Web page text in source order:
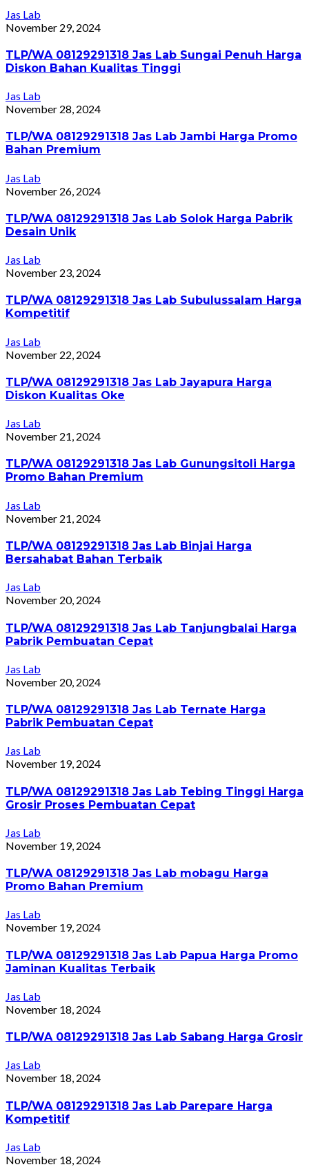
Jas Lab
November 29, 2024
TLP/WA 08129291318 Jas Lab Sungai Penuh Harga
Diskon Bahan Kualitas Tinggi
Jas Lab
November 28, 2024
TLP/WA 08129291318 Jas Lab Jambi Harga Promo
Bahan Premium
Jas Lab
November 26, 2024
TLP/WA 08129291318 Jas Lab Solok Harga Pabrik
Desain Unik
Jas Lab
November 23, 2024
TLP/WA 08129291318 Jas Lab Subulussalam Harga
Kompetitif
Jas Lab
November 22, 2024
TLP/WA 08129291318 Jas Lab Jayapura Harga
Diskon Kualitas Oke
Jas Lab
November 21, 2024
TLP/WA 08129291318 Jas Lab Gunungsitoli Harga
Promo Bahan Premium
Jas Lab
November 21, 2024
TLP/WA 08129291318 Jas Lab Binjai Harga
Bersahabat Bahan Terbaik
Jas Lab
November 20, 2024
TLP/WA 08129291318 Jas Lab Tanjungbalai Harga
Pabrik Pembuatan Cepat
Jas Lab
November 20, 2024
TLP/WA 08129291318 Jas Lab Ternate Harga
Pabrik Pembuatan Cepat
Jas Lab
November 19, 2024
TLP/WA 08129291318 Jas Lab Tebing Tinggi Harga
Grosir Proses Pembuatan Cepat
Jas Lab
November 19, 2024
TLP/WA 08129291318 Jas Lab mobagu Harga
Promo Bahan Premium
Jas Lab
November 19, 2024
TLP/WA 08129291318 Jas Lab Papua Harga Promo
Jaminan Kualitas Terbaik
Jas Lab
November 18, 2024
TLP/WA 08129291318 Jas Lab Sabang Harga Grosir
Jas Lab
November 18, 2024
TLP/WA 08129291318 Jas Lab Parepare Harga
Kompetitif
Jas Lab
November 18, 2024